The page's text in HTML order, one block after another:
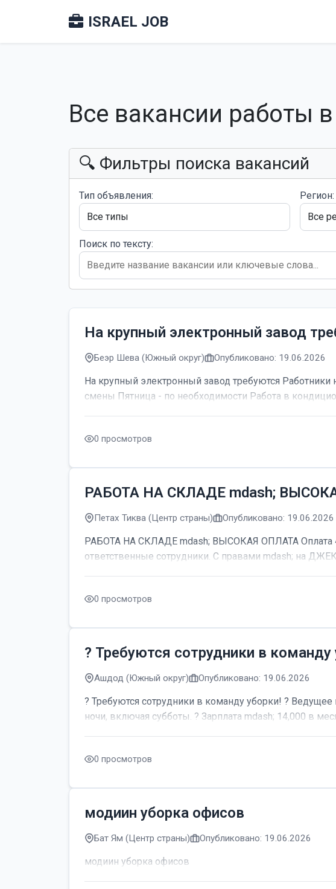
ISRAEL JOB
Все вакансии работы
🔍 Фильтры поиска вакансий
Тип объявления: Регион:
Поиск по тексту:
На крупный электронный завод
Беэр Шева (Южный округ) Опубликовано: 19.06.2026
На крупный электронный завод требуются Работники
смены Пятница - по необходимости Работа в
0 просмотров
РАБОТА НА СКЛАДЕ mdash;
Петах Тиква (Центр страны) Опубликовано: 19.06.2026
РАБОТА НА СКЛАДЕ mdash; ВЫСОКАЯ ОПЛАТА Оплата
ответственные сотрудники. С правами mdash; на
0 просмотров
? Требуются сотрудники в команду
Ашдод (Южный округ) Опубликовано: 19.06.2026
? Требуются сотрудники в команду уборки! ?
ночи, включая субботы. ? Зарплата mdash; 14,000 в
0 просмотров
модиин уборка офисов
Бат Ям (Центр страны) Опубликовано: 19.06.2026
модиин уборка офисов